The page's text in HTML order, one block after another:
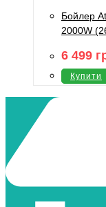
Бойлер
2000W
6 499
Купити